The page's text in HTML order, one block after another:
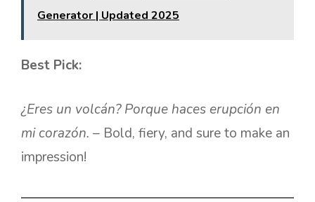
Generator | Updated 2025
Best Pick:
¿Eres un volcán? Porque haces erupción en
mi corazón. – Bold, fiery, and sure to make an
impression!